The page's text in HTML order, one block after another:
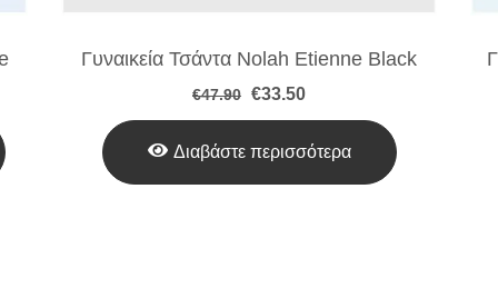
Γυναικεία Τσάντα Nolah Etienne Black
€47.90 Original
€47.90.
€33.50Η
είναι:
€33.50.
Διαβάστε περισσότερα